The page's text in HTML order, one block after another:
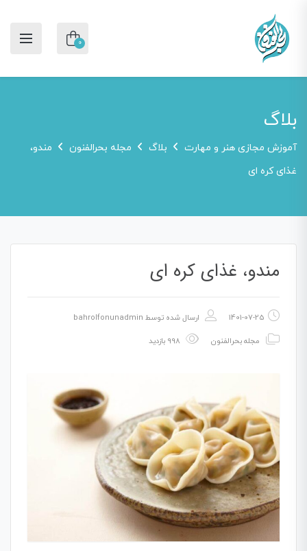
0
بلاگ
آموزش مجازی هنر و مهارت بلاگ مجله بحرالفنون
مندو،
غذای کره ای
مندو، غذای کره ای
1401-07-25 ارسال شده توسط bahrolfonunadmin
مجله بحرالفنون